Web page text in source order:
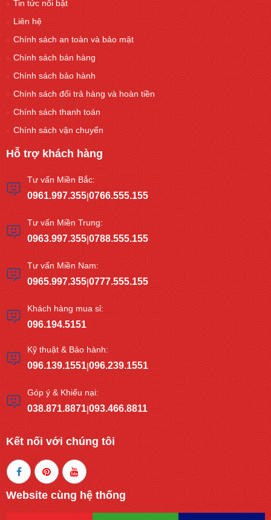
Tin tức nổi bật
Liên hệ
Chính sách an toàn và bảo mật
Chính sách bán hàng
Chính sách bảo hành
Chính sách đổi trả hàng và hoàn tiền
Chính sách thanh toán
Chính sách vận chuyển
Hỗ trợ khách hàng
Tư vấn Miền Bắc:
0961.997.355|0766.555.155
Tư vấn Miền Trung:
0963.997.355|0788.555.155
Tư vấn Miền Nam:
0965.997.355|0777.555.155
Khách hàng mua sỉ:
096.194.5151
Kỹ thuật & Bảo hành:
096.139.1551|096.239.1551
Góp ý & Khiếu nại:
038.871.8871|093.466.8811
Kết nối với chúng tôi
Website cùng hệ thống